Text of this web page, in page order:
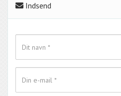
Indsend